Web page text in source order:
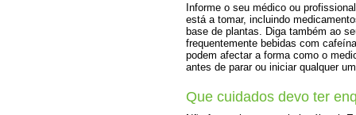
Informe o seu médico ou
está a tomar, incluindo
base de plantas. Diga também ao
frequentemente bebidas com
podem afectar a forma como o
antes de parar ou iniciar qualquer
Que cuidados devo ter